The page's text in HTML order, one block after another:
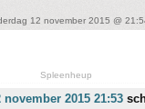
12 november 2015 @
Spleenheup
2015 21:53